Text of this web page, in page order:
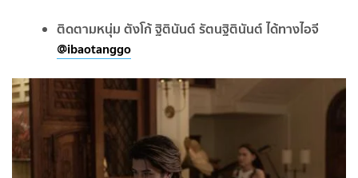
ติดตามหนุ่ม ตังโก้ ฐิตินันต์ รัตนฐิตินันต์ ได้ทางไอจี
@ibaotanggo